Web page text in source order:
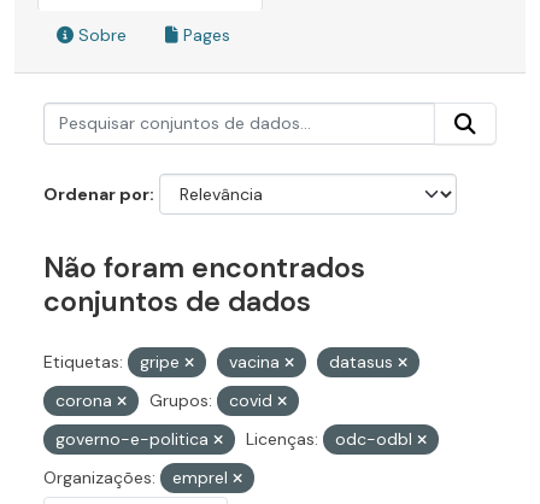
Sobre Pages
Ordenar por
Não foram encontrados
conjuntos de dados
Etiquetas: gripe vacina
datasus
corona
Grupos:
covid
governo-e-politica
Licenças:
odc-odbl
Organizações:
emprel